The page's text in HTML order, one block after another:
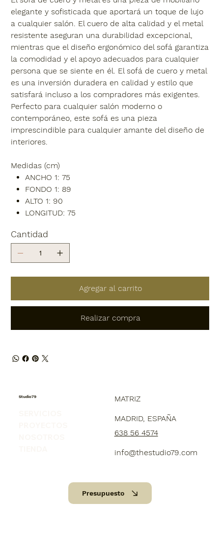
elegante y sofisticada que aportará un toque de lujo
a cualquier salón. El cuero de alta calidad y el metal
resistente aseguran una durabilidad excepcional,
mientras que el diseño ergonómico del sofá garantiza
la comodidad y el apoyo adecuados para cualquier
persona que se siente en él. El sofá de cuero y metal
es una inversión duradera en calidad y estilo que
satisfará incluso a los compradores más exigentes.
Perfecto para cualquier salón moderno o
contemporáneo, este sofá es una pieza
imprescindible para cualquier amante del diseño de
interiores.
Medidas (cm)
ANCHO 1: 75
FONDO 1: 89
ALTO 1: 90
LONGITUD: 75
Cantidad
Agregar al carrito
Realizar compra
Studio79 MATRIZ
MADRID, ESPAÑA
638 56 4574
info@thestudio79.com
Presupuesto